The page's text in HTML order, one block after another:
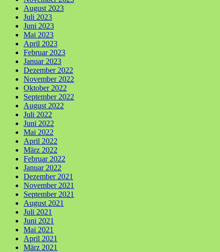
August 2023
Juli 2023
Juni 2023
Mai 2023
April 2023
Februar 2023
Januar 2023
Dezember 2022
November 2022
Oktober 2022
September 2022
August 2022
Juli 2022
Juni 2022
Mai 2022
April 2022
März 2022
Februar 2022
Januar 2022
Dezember 2021
November 2021
September 2021
August 2021
Juli 2021
Juni 2021
Mai 2021
April 2021
März 2021